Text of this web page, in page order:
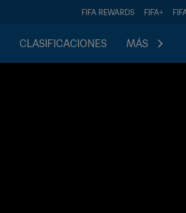
FIFA REWARDS FIFA+
CLASIFICACIONES MÁS